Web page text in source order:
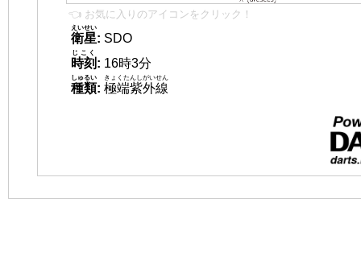
👈 お気に入りのアイコンをクリック！
衛星
えいせい
: SDO
時刻
じこく
: 16時3分
種類
しゅるい
: 極端紫外線
きょくたんしがいせん